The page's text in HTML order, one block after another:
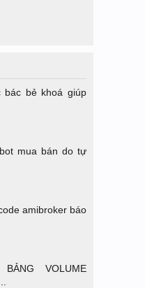
bác bẻ khoá giúp
mua bán do tự
amibroker báo
VOLUME